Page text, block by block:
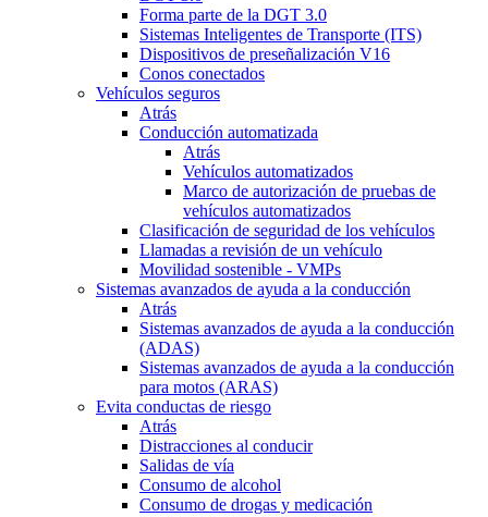
Forma parte de la DGT 3.0
Sistemas Inteligentes de Transporte (ITS)
Dispositivos de preseñalización V16
Conos conectados
Vehículos seguros
Atrás
Conducción automatizada
Atrás
Vehículos automatizados
Marco de autorización de pruebas de
vehículos automatizados
Clasificación de seguridad de los vehículos
Llamadas a revisión de un vehículo
Movilidad sostenible - VMPs
Sistemas avanzados de ayuda a la conducción
Atrás
Sistemas avanzados de ayuda a la conducción
(ADAS)
Sistemas avanzados de ayuda a la conducción
para motos (ARAS)
Evita conductas de riesgo
Atrás
Distracciones al conducir
Salidas de vía
Consumo de alcohol
Consumo de drogas y medicación